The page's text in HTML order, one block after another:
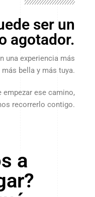
ser un
agotador.
una experiencia más
más bella y más tuya.
ese camino,
recorrerlo contigo.
a